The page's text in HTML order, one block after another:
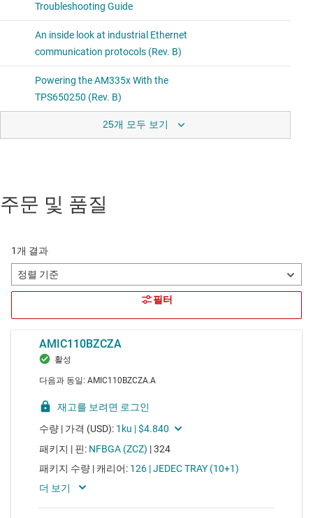
25개 모두 보기
주문 및 품질